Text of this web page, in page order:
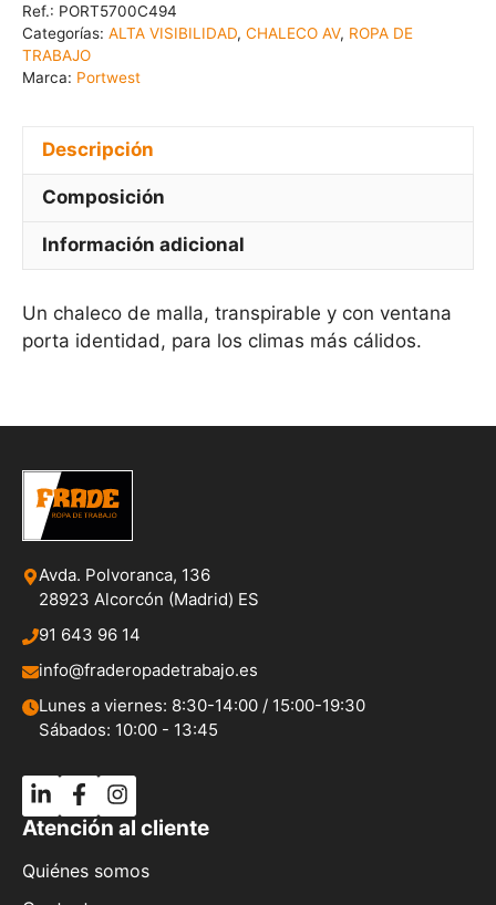
Ref.: PORT5700C494
Categorías: ALTA VISIBILIDAD, CHALECO AV, ROPA DE
TRABAJO
Marca: Portwest
Descripción
Composición
Información adicional
Un chaleco de malla, transpirable y con ventana
porta identidad, para los climas más cálidos.
Avda. Polvoranca, 136
28923 Alcorcón (Madrid) ES
91 643 96 14
info@fraderopadetrabajo.es
Lunes a viernes: 8:30-14:00 / 15:00-19:30
Sábados: 10:00 - 13:45
Atención al cliente
Quiénes somos